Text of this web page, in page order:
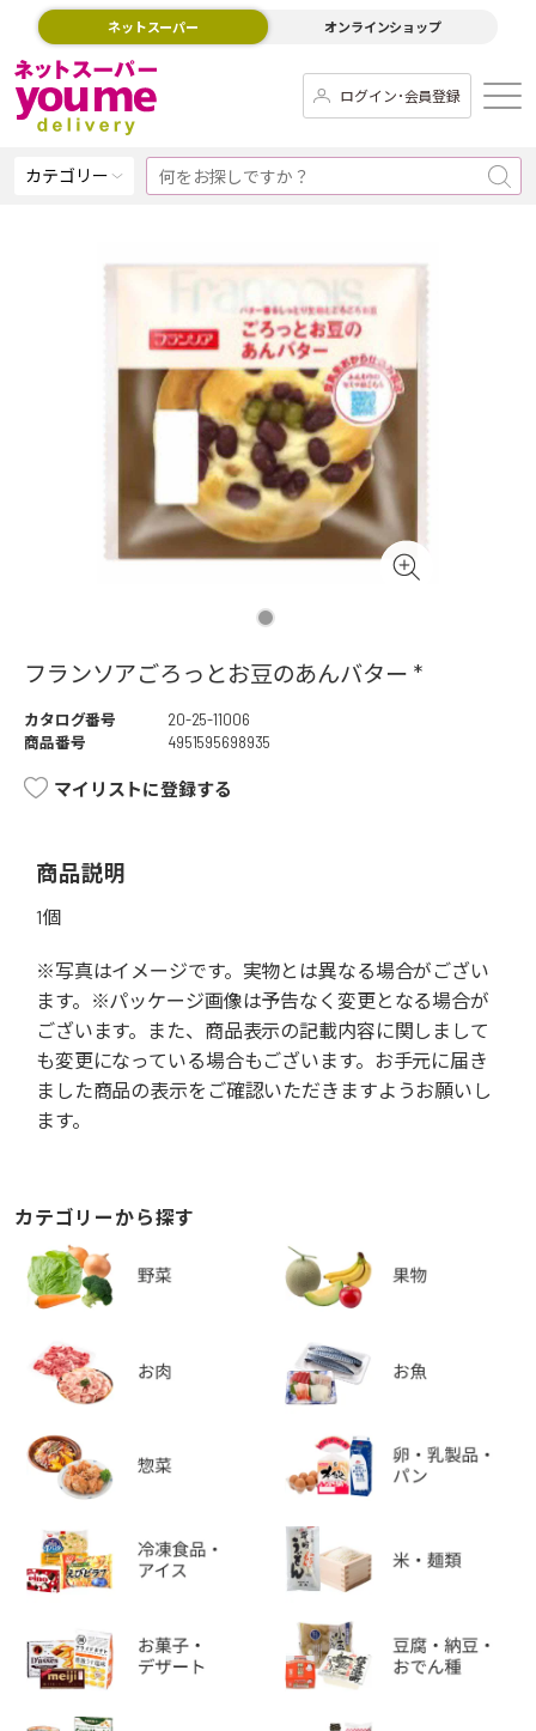
ネットスーパー オンラインショップ
ログイン･会員登録
カテゴリー
フランソアごろっとお豆のあんバター *
カタログ番号
20-25-11006
商品番号
4951595698935
マイリストに登録する
商品説明
1個
※写真はイメージです。実物とは異なる場合がござい
ます。※パッケージ画像は予告なく変更となる場合が
ございます。また、商品表示の記載内容に関しまして
も変更になっている場合もございます。お手元に届き
ました商品の表示をご確認いただきますようお願いし
ます。
カテゴリーから探す